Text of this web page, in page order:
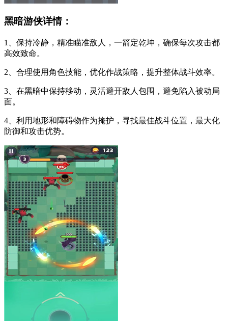
黑暗游侠详情：
1、保持冷静，精准瞄准敌人，一箭定乾坤，确保每次攻击都
高效致命。
2、合理使用角色技能，优化作战策略，提升整体战斗效率。
3、在黑暗中保持移动，灵活避开敌人包围，避免陷入被动局
面。
4、利用地形和障碍物作为掩护，寻找最佳战斗位置，最大化
防御和攻击优势。